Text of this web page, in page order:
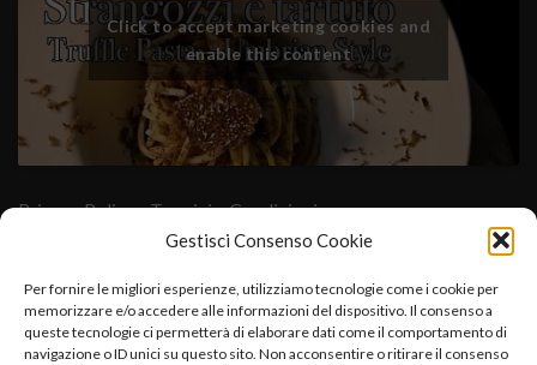
Gestisci Consenso Cookie
Per fornire le migliori esperienze, utilizziamo tecnologie come i cookie per
memorizzare e/o accedere alle informazioni del dispositivo. Il consenso a
queste tecnologie ci permetterà di elaborare dati come il comportamento di
navigazione o ID unici su questo sito. Non acconsentire o ritirare il consenso
Click to accept marketing cookies and
enable this content
Privacy Policy- Termini e Condizioni
Cuore Verde Natura srls , via I°Maggio,25-06054.Fratta Todina-
PG-Italy C.f.-P.iva:03392670547-CCIAA PG 03392670547-
REA:PG-286075 e.mail:info@cuoreverdenatura.com